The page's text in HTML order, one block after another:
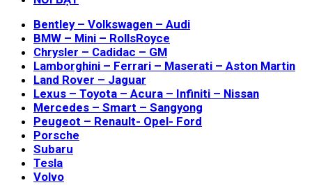
Bentley – Volkswagen – Audi
BMW – Mini – RollsRoyce
Chrysler – Cadidac – GM
Lamborghini – Ferrari – Maserati – Aston Martin
Land Rover – Jaguar
Lexus – Toyota – Acura – Infiniti – Nissan
Mercedes – Smart – Sangyong
Peugeot – Renault- Opel- Ford
Porsche
Subaru
Tesla
Volvo